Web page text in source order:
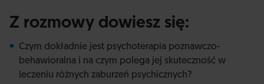
Z rozmowy dowiesz się:
Czym dokładnie jest psychoterapia poznawczo-
behawioralna i na czym polega jej skuteczność w
leczeniu różnych zaburzeń psychicznych?